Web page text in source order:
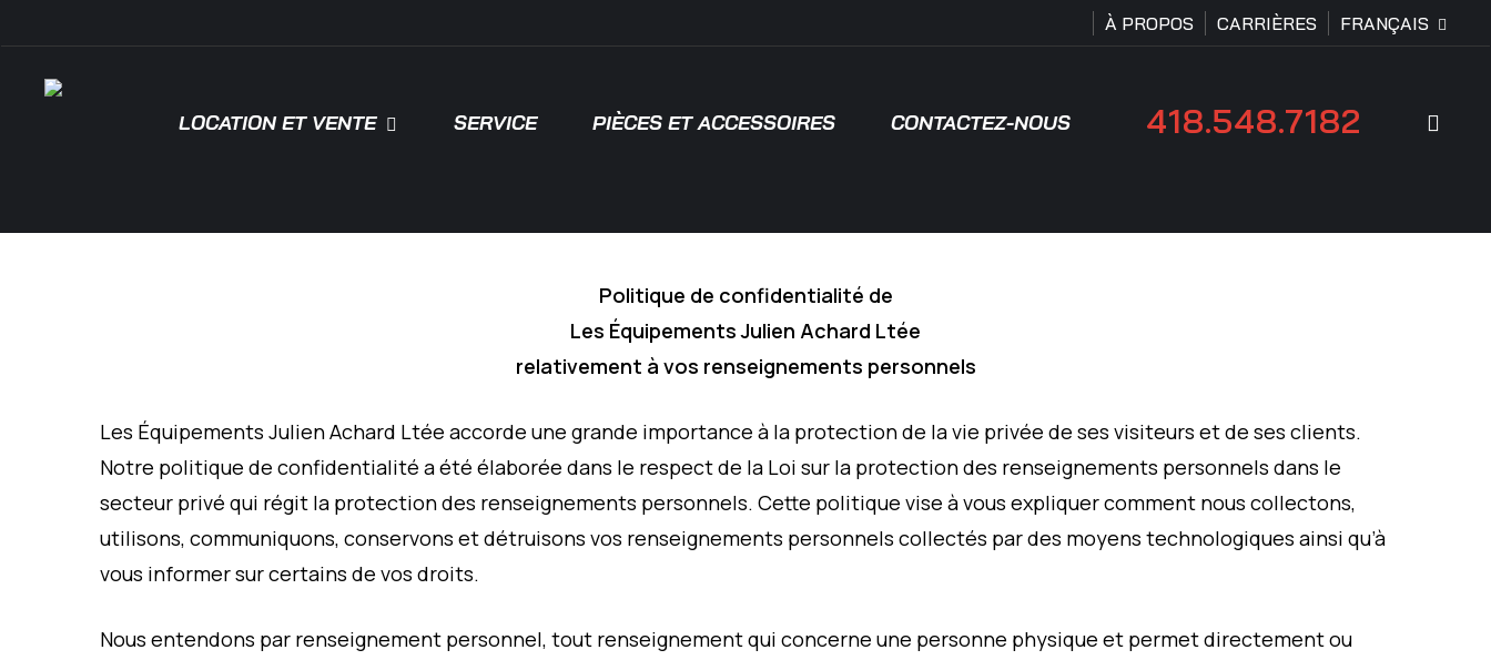
to
main
À PROPOS CARRIÈRES FRANÇAIS
LOCATION ET VENTE SERVICE PIÈCES ET ACCESSOIRES CONTACTEZ-NOUS 418.548.7182
Politique de confidentialité de
Les Équipements Julien Achard Ltée
relativement à vos renseignements personnels
Les Équipements Julien Achard Ltée accorde une grande importance à la protection de la vie privée de ses visiteurs et de ses clients.
Notre politique de confidentialité a été élaborée dans le respect de la Loi sur la protection des renseignements personnels dans le
secteur privé qui régit la protection des renseignements personnels. Cette politique vise à vous expliquer comment nous collectons,
utilisons, communiquons, conservons et détruisons vos renseignements personnels collectés par des moyens technologiques ainsi qu’à
vous informer sur certains de vos droits.
Nous entendons par renseignement personnel, tout renseignement qui concerne une personne physique et permet directement ou